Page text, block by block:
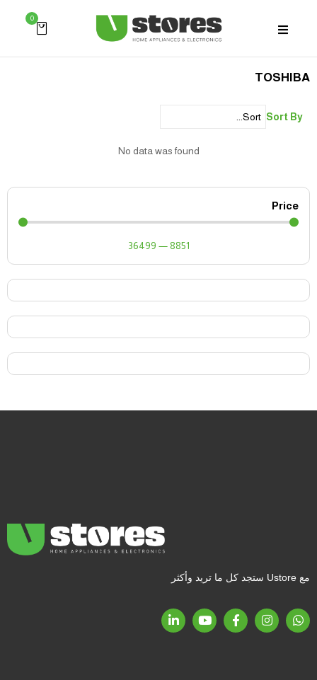
0
TOSHIBA
Price
8851
—
36499
Sort By
No data was found
مع Ustore ستجد كل ما تريد وأكثر